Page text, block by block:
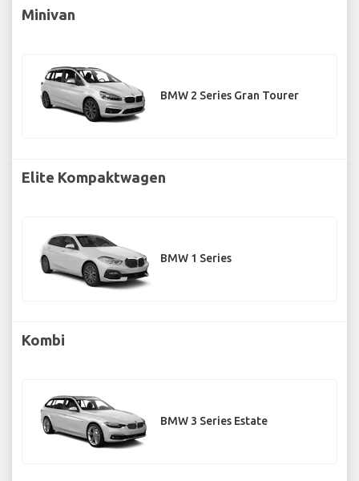
Minivan
BMW 2 Series Gran Tourer
Elite Kompaktwagen
BMW 1 Series
Kombi
BMW 3 Series Estate